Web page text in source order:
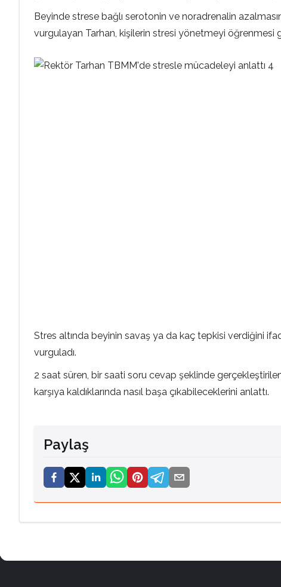
Beyinde strese bağlı serotonin ve noradrenalin
vurgulayan Tarhan, kişilerin stresi yönetmeyi öğrenmesi
Stres altında beyinin savaş ya da kaç tepkisi verdiğini
vurguladı.
2 saat süren, bir saati soru cevap şeklinde
karşıya kaldıklarında nasıl başa çıkabileceklerini anlattı.
Paylaş